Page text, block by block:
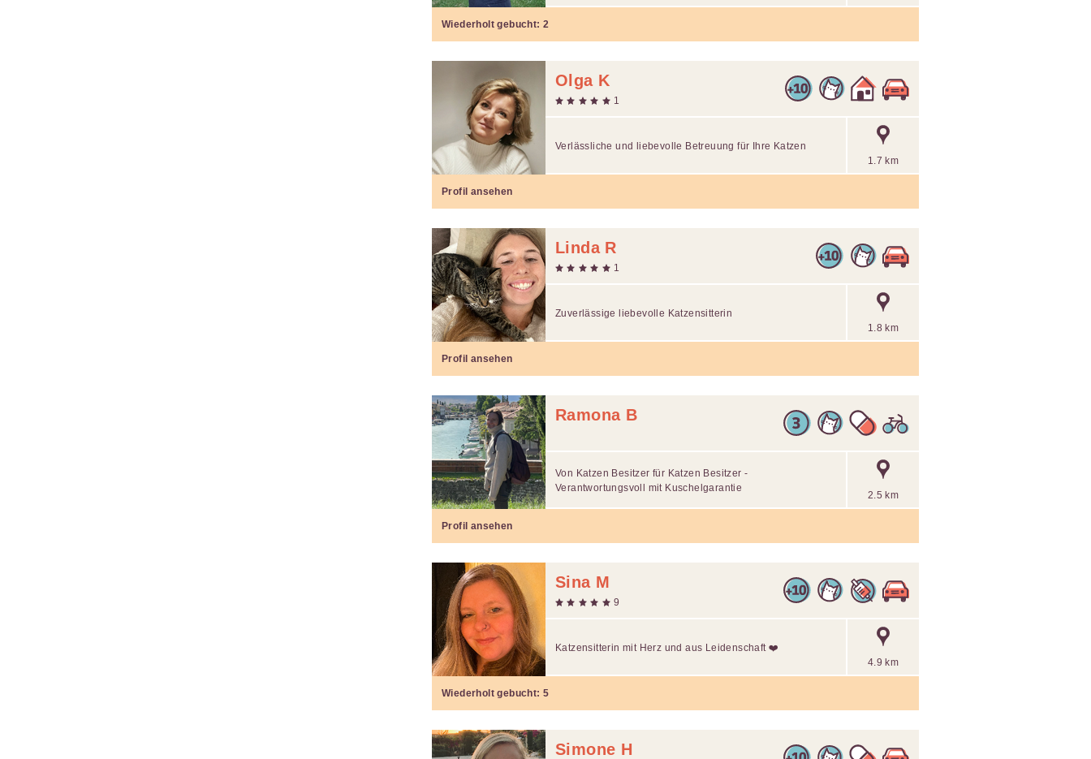
Wiederholt gebucht:2
Olga K
1
1.7 km
Verlässliche und liebevolle Betreuung für Ihre Katzen
Profil ansehen
Linda R
1
1.8 km
Zuverlässige liebevolle Katzensitterin
Profil ansehen
Ramona B
2.5 km
Von Katzen Besitzer für Katzen Besitzer -
Verantwortungsvoll mit Kuschelgarantie
Profil ansehen
Sina M
9
4.9 km
Katzensitterin mit Herz und aus Leidenschaft ❤️
Wiederholt gebucht:5
Simone H